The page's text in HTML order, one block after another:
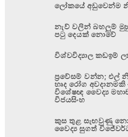
ලෝකයේ අඩුවෙන්ම
නැව් වලින් බහලුම්
පටු දෙයක් නොවේ
විශ්වවිද්‍යාල කඩඉම්
ප්‍රවේසම් වන්න; එල්
හෘද රෝග අවදානමකි
විශේෂඥ වෛද්‍ය
විජයසිංහ
කුස තුළ සැඟවුණු
වෛද්‍ය සුගත්